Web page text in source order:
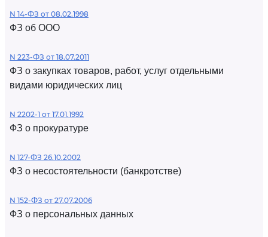
N 14-ФЗ от 08.02.1998
ФЗ об ООО
N 223-ФЗ от 18.07.2011
ФЗ о закупках товаров, работ, услуг отдельными
видами юридических лиц
N 2202-1 от 17.01.1992
ФЗ о прокуратуре
N 127-ФЗ 26.10.2002
ФЗ о несостоятельности (банкротстве)
N 152-ФЗ от 27.07.2006
ФЗ о персональных данных